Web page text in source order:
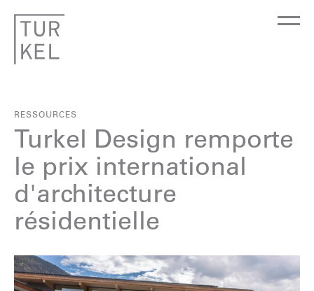
RESSOURCES
Turkel Design remporte
le prix international
d'architecture
résidentielle